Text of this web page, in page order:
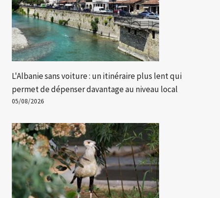
L'Albanie sans voiture : un itinéraire plus lent qui
permet de dépenser davantage au niveau local
05/08/2026